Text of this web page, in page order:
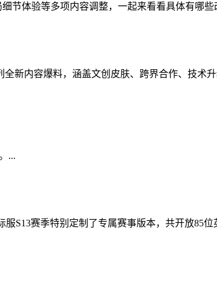
节体验等多项内容调整，一起来看看具体有哪些
新内容爆料，涵盖文创皮肤、跨界合作、技术
...
S13赛季特别定制了专属赛事版本，共开放85